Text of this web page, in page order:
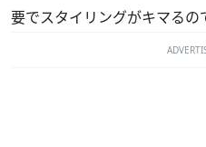
要でスタイリングがキマるの